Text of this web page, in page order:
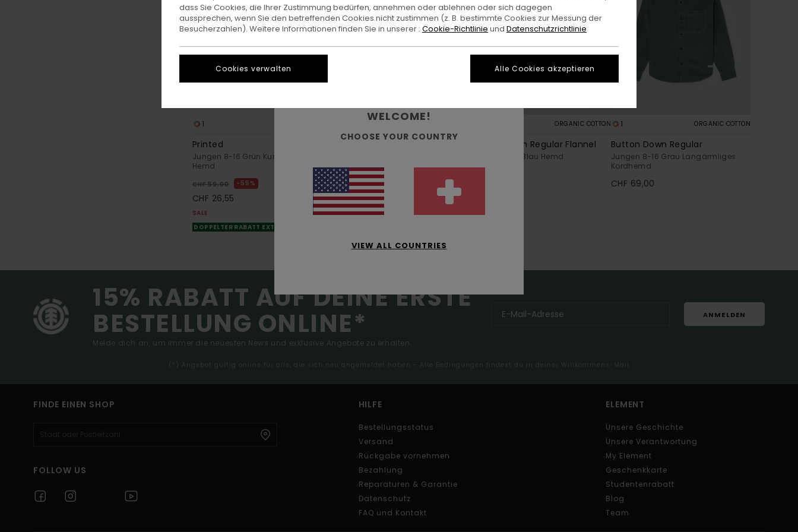
1
Printed
Jungen 8-16 Grün Kurzärmliges
Hemd
CHF 59,00 55%
CHF 26,55
SALE
DOPPELTER RABATT EXTRA 25 %
Hemd
CHF 59,00 55%
CHF 26,55
SALE
ORGANIC COTTON
Button Down Regular Flannel
Jungen 8-16 Blau Hemd
1 ORGANIC COTTON
Button Down Regular
Jungen 8-16 Grau Langärmliges
Kordhemd
CHF 69,00
15% RABATT AUF DEINE ERSTE
BESTELLUNG ONLINE*
Melde dich an, um immer die neuesten News und exklusive Angebote zu erhalten.
ANMELDEN
(*) Angebot gültig online für alle, die sich neu angemeldet haben - Alle Bedingungen findest du in deiner Willkommens-Mail
FINDE EINEN SHOP
FOLLOW US
HILFE
Bestellungsstatus
Versand
Rückgabe vornehmen
Bezahlung
Reparaturen & Garantie
Datenschutz
FAQ und Kontakt
ELEMENT
Unsere Geschichte
Unsere Verantwortung
My Element
Geschenkkarte
Studentenrabatt
Blog
Team
WELCOME!
CHOOSE YOUR COUNTRY
VIEW ALL COUNTRIES
dass Sie Cookies, die Ihrer Zustimmung bedürfen, annehmen oder ablehnen oder sich dagegen
aussprechen, wenn Sie den betreffenden Cookies nicht zustimmen (z. B. bestimmte Cookies zur Messung der
Besucherzahlen). Weitere Informationen finden Sie in unserer : Cookie-Richtlinie und Datenschutzrichtlinie
Cookies verwalten Alle Cookies akzeptieren